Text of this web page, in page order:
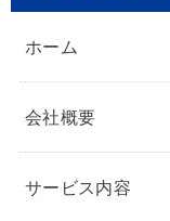
ホーム
会社概要
サービス内容